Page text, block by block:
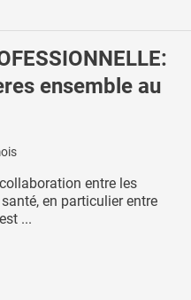
ensemble au
entre les
en particulier entre
...